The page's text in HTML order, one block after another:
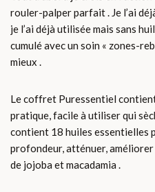
rouler-palper parfait . Je l’ai
je l’ai déjà utilisée mais sans
cumulé avec un soin « zones-
mieux .
Le coffret Puressentiel
pratique, facile à utiliser qui
contient 18 huiles essentielles
profondeur, atténuer,
de jojoba et macadamia .